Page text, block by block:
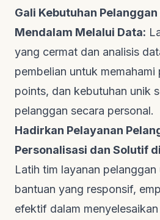
Gali Kebutuhan
Mendalam Melalui Data:
yang cermat dan analisis
pembelian untuk memahami
points, dan kebutuhan unik
pelanggan secara personal.
Hadirkan Pelayanan
Personalisasi dan Solutif
Latih tim layanan
bantuan yang responsif,
efektif dalam